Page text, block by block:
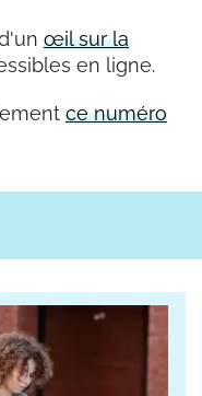
œil sur la
en ligne.
ce numéro